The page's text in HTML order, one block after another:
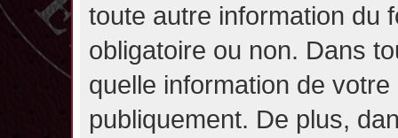
toute autre information du
obligatoire ou non. Dans
quelle information de
publiquement. De plus,